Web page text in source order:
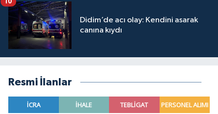
Didim’de acı olay: Kendini asarak
canına kıydı
10
Resmi İlanlar